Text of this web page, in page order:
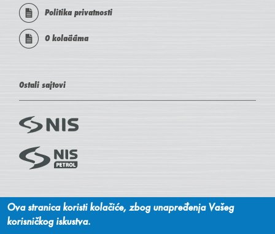
Politika privatnosti
O kolačićima
Ostali sajtovi
Društvene mreže
Ova stranica koristi kolačiće, zbog unapređenja Vašeg
korisničkog iskustva.